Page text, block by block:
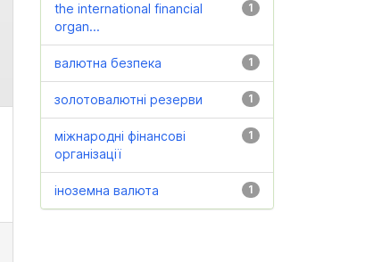
1
the international financial
organ...
1
валютна безпека
1
золотовалютні резерви
1
міжнародні фінансові
організації
1
іноземна валюта